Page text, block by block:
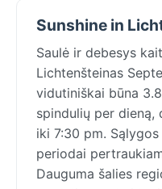
Sunshine in
Saulė ir debesys
Lichtenšteinas
vidutiniškai būna
spindulių per dieną,
iki 7:30 pm.
periodai
Dauguma šalies